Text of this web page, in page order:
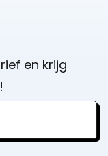
en krijg